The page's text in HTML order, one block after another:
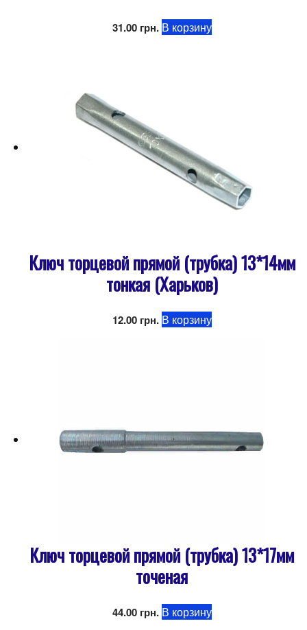
31.00 грн. В корзину
Ключ торцевой прямой (трубка) 13*14мм
тонкая (Харьков)
12.00 грн. В корзину
Ключ торцевой прямой (трубка) 13*17мм
точеная
44.00 грн. В корзину